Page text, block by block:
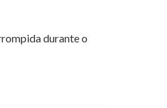
durante o